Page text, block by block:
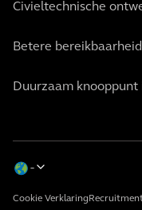
Civieltechnische
Betere
Duurzaam
Cookie Verklaring